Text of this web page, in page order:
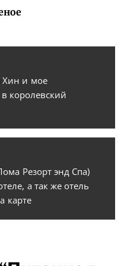
Хин и мое
королевский
Резорт энд Спа)
а так же отель
карте